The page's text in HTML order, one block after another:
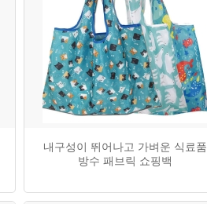
내구성이 뛰어나고 가벼운 식료품
방수 패브릭 쇼핑백